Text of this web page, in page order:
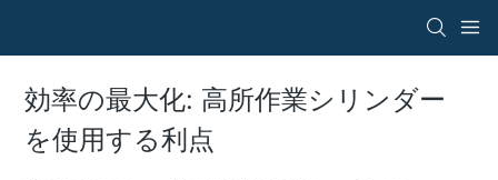
効率の最大化: 高所作業シリンダー
を使用する利点